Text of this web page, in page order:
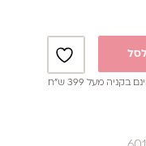
מעל 399 ש”ח